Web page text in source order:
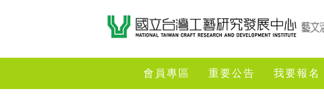
會員專區 重要公告 我要報名